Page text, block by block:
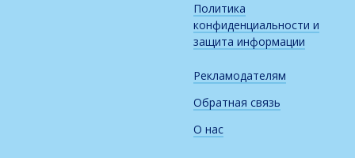
Политика
конфиденциальности и
защита информации
Рекламодателям
Обратная связь
О нас